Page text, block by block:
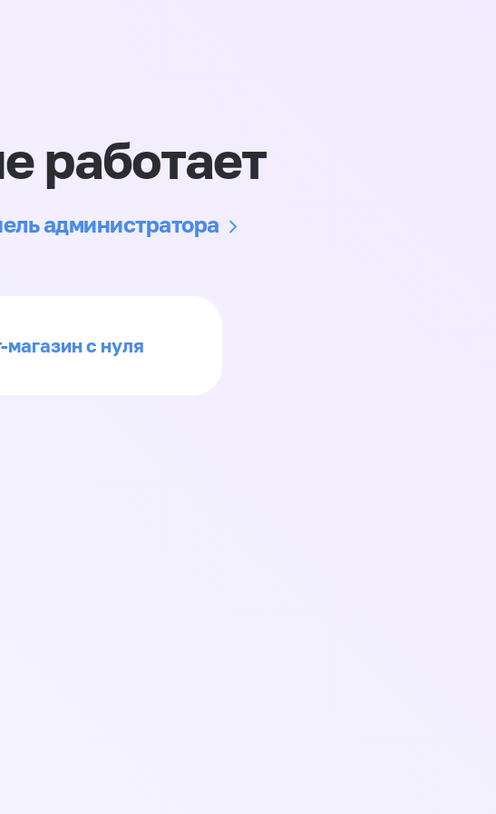
работает
администратора
магазин с нуля